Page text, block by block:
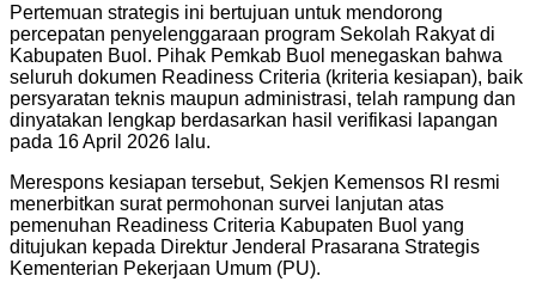
Pertemuan strategis ini bertujuan untuk mendorong
percepatan penyelenggaraan program Sekolah Rakyat di
Kabupaten Buol. Pihak Pemkab Buol menegaskan bahwa
seluruh dokumen Readiness Criteria (kriteria kesiapan), baik
persyaratan teknis maupun administrasi, telah rampung dan
dinyatakan lengkap berdasarkan hasil verifikasi lapangan
pada 16 April 2026 lalu.
Merespons kesiapan tersebut, Sekjen Kemensos RI resmi
menerbitkan surat permohonan survei lanjutan atas
pemenuhan Readiness Criteria Kabupaten Buol yang
ditujukan kepada Direktur Jenderal Prasarana Strategis
Kementerian Pekerjaan Umum (PU).